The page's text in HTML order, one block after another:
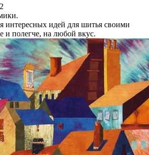
интересных идей для шитья своими
и полегче, на любой вкус.